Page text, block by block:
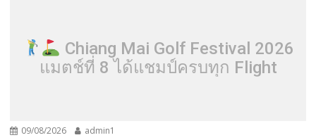
Chiang Mai Golf Festival 2026
แมตช์ที่ 8 ได้แชมป์ครบทุก Flight
09/08/2026 admin1